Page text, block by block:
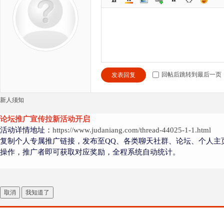
发表回复 回帖后跳转到最后一页
新人须知
论坛推广宣传拉新活动开启
活动详情地址： https://www.judaniang.com/thread-44025-1-1.html
复制个人专属推广链接，发布至QQ、各类聊天社群、论坛、个人
操作，推广者即可获取对应奖励，全程系统自动统计。
取消 我知道了